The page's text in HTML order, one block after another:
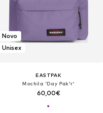
Novo
Unisex
EASTPAK
Mochila 'Day Pak'r'
60,00€